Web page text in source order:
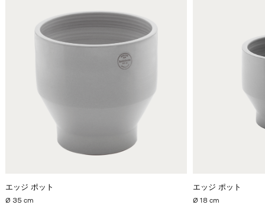
エッジ ポット
Ø 35 cm
エッジ ポット
Ø 18 cm